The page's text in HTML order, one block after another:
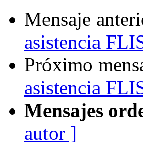
Mensaje
asistencia
Próximo
asistencia
Mensajes
autor ]